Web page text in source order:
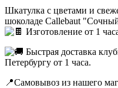
Шкатулка с цветами и
шоколаде Callebaut
Изготовление от 1
Быстрая доставка
Петербургу от 1 часа.
📍Самовывоз из нашего